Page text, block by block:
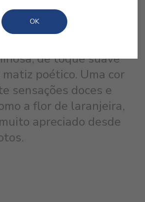
#E826
de toque suave
poético. Uma cor
sensações doces e
a flor de laranjeira,
apreciado desde
OK